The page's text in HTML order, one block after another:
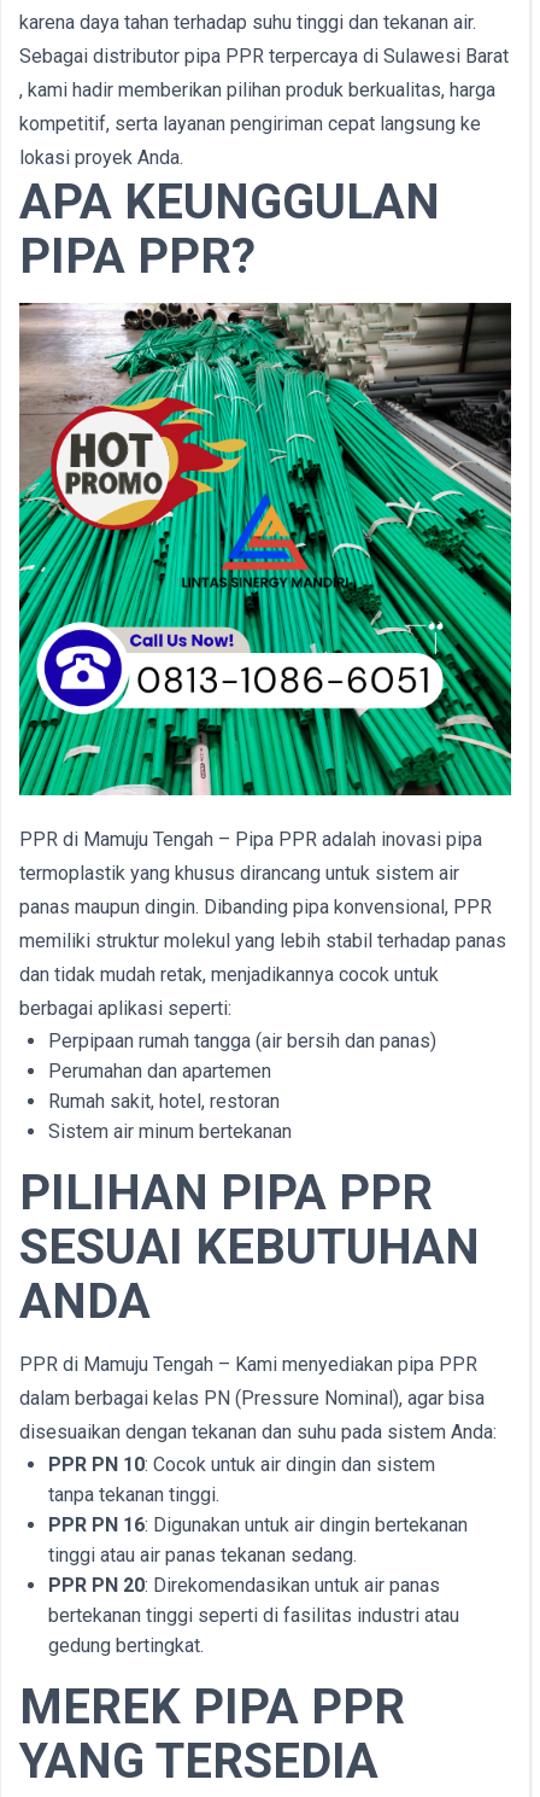
karena daya tahan terhadap suhu tinggi dan tekanan air.
Sebagai distributor pipa PPR terpercaya di Sulawesi Barat
, kami hadir memberikan pilihan produk berkualitas, harga
kompetitif, serta layanan pengiriman cepat langsung ke
lokasi proyek Anda.
APA KEUNGGULAN
PIPA PPR?
PPR di Mamuju Tengah – Pipa PPR adalah inovasi pipa
termoplastik yang khusus dirancang untuk sistem air
panas maupun dingin. Dibanding pipa konvensional, PPR
memiliki struktur molekul yang lebih stabil terhadap panas
dan tidak mudah retak, menjadikannya cocok untuk
berbagai aplikasi seperti:
Perpipaan rumah tangga (air bersih dan panas)
Perumahan dan apartemen
Rumah sakit, hotel, restoran
Sistem air minum bertekanan
PILIHAN PIPA PPR
SESUAI KEBUTUHAN
ANDA
PPR di Mamuju Tengah – Kami menyediakan pipa PPR
dalam berbagai kelas PN (Pressure Nominal), agar bisa
disesuaikan dengan tekanan dan suhu pada sistem Anda:
PPR PN 10: Cocok untuk air dingin dan sistem
tanpa tekanan tinggi.
PPR PN 16: Digunakan untuk air dingin bertekanan
tinggi atau air panas tekanan sedang.
PPR PN 20: Direkomendasikan untuk air panas
bertekanan tinggi seperti di fasilitas industri atau
gedung bertingkat.
MEREK PIPA PPR
YANG TERSEDIA